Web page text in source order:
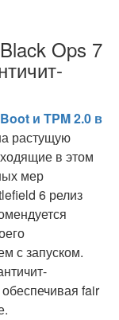
Ops 7
и TPM 2.0 в
растущую
в этом
мер
6 релиз
с запуском.
fair